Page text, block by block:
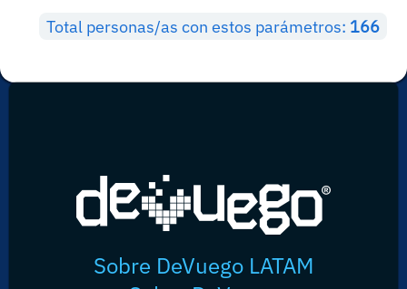
Total personas/as con estos parámetros: 166
Sobre DeVuego LATAM